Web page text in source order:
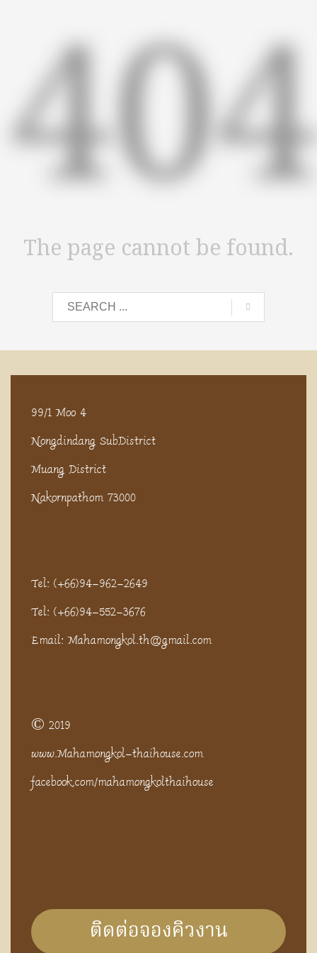
The page cannot be found.
99/1 Moo 4
Nongdindang SubDistrict
Muang District
Nakornpathom 73000
Tel: (+66)94-962-2649
Tel: (+66)94-552-3676
Email: Mahamongkol.th@gmail.com
© 2019
www.Mahamongkol-thaihouse.com
facebook.com/mahamongkolthaihouse
ติดต่อจองคิวงาน